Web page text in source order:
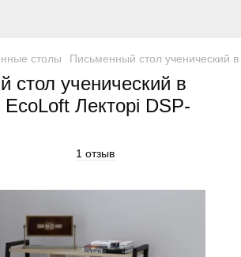
столы Письменный стол ученический
стол ученический в
Лекторі DSP-
1 отзыв